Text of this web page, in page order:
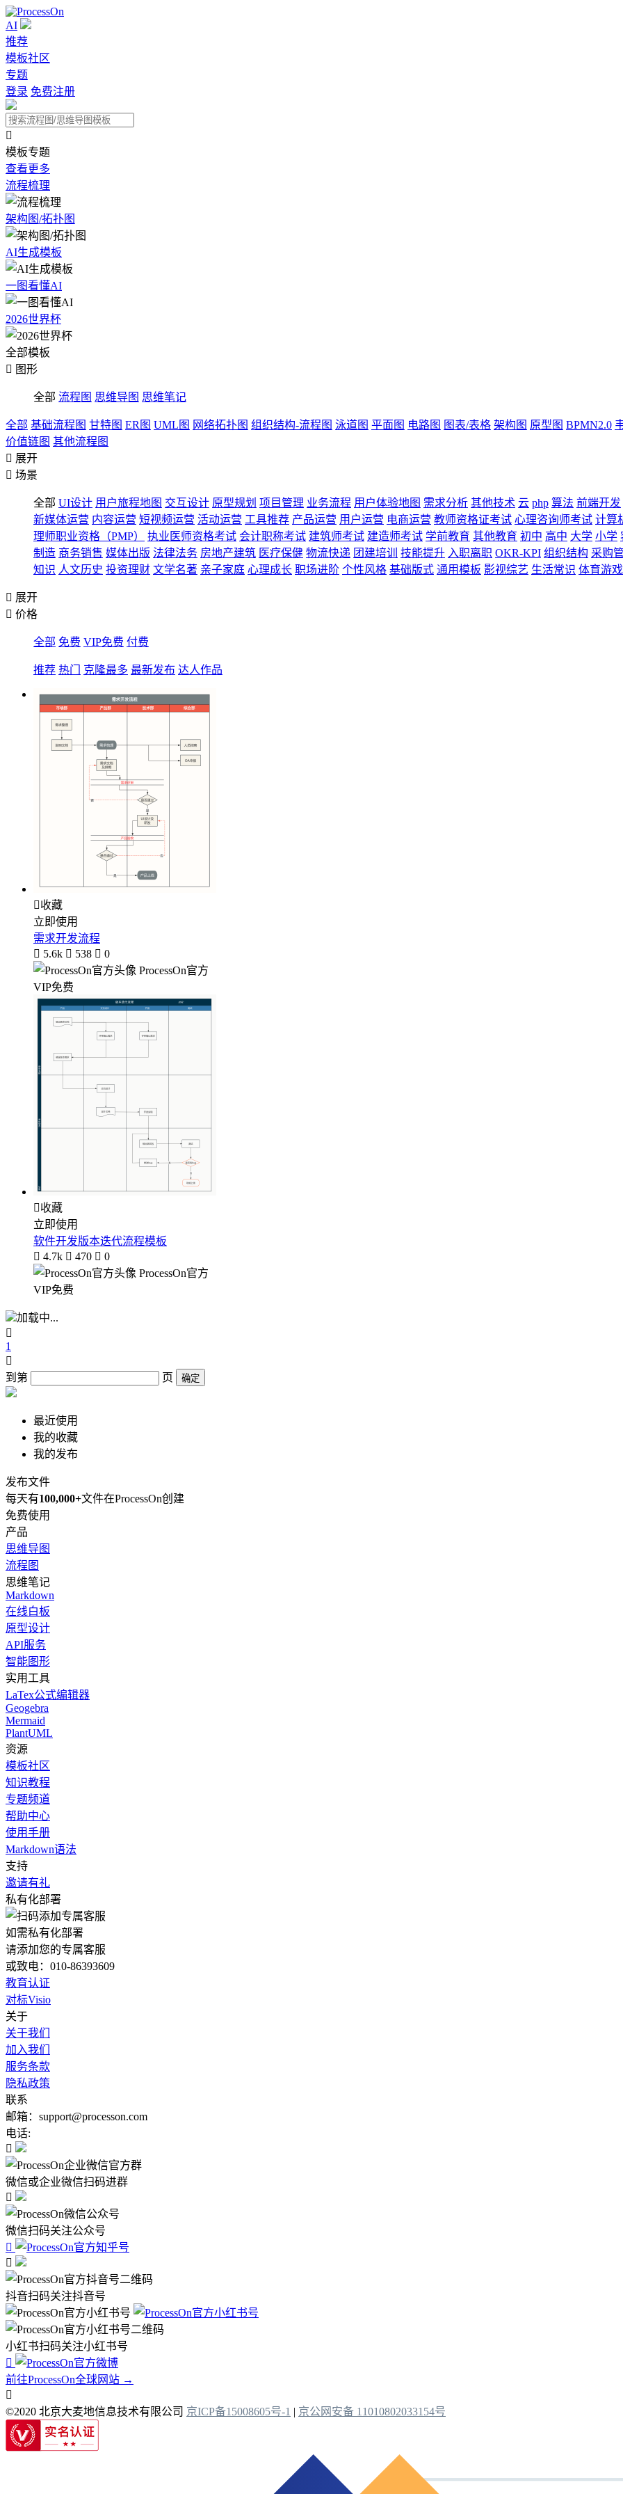
AI
推荐
模板社区
专题
登录 免费注册

模板专题
查看更多
流程梳理
架构图/拓扑图
AI生成模板
一图看懂AI
2026世界杯
全部模板
 图形
全部 流程图 思维导图 思维笔记
全部 基础流程图 甘特图 ER图 UML图 网络拓扑图 组织结构-流程图 泳道图 平面图 电路图 图表/表格 架构图 原型图 BPMN2.0
价值链图 其他流程图
 展开
 场景
全部 UI设计 用户旅程地图 交互设计 原型规划 项目管理 业务流程 用户体验地图 需求分析 其他技术 云 php 算法 前端开发
新媒体运营 内容运营 短视频运营 活动运营 工具推荐 产品运营 用户运营 电商运营 教师资格证考试 心理咨询师考试 计算
理师职业资格（PMP）
执业医师资格考试 会计职称考试 建筑师考试 建造师考试 学前教育 其他教育 初中 高中 大学 小学
制造 商务销售 媒体出版 法律法务 房地产建筑 医疗保健 物流快递 团建培训 技能提升 入职离职 OKR-KPI 组织结构 采购
知识 人文历史 投资理财 文学名著 亲子家庭 心理成长 职场进阶 个性风格 基础版式 通用模板 影视综艺 生活常识 体育游戏
 展开
 价格
全部 免费 VIP免费 付费
推荐 热门 克隆最多 最新发布 达人作品
收藏
立即使用
需求开发流程
 5.6k  538  0
ProcessOn官方
VIP免费
收藏
立即使用
软件开发版本迭代流程模板
 4.7k  470  0
ProcessOn官方
VIP免费
加载中...

1

到第
页 确定
最近使用
我的收藏
我的发布
发布文件
每天有100,000+文件在ProcessOn创建
免费使用
产品
思维导图
流程图
思维笔记
Markdown
在线白板
原型设计
API服务
智能图形
实用工具
LaTex公式编辑器
Geogebra
Mermaid
PlantUML
资源
模板社区
知识教程
专题频道
帮助中心
使用手册
Markdown语法
支持
邀请有礼
私有化部署
如需私有化部署
请添加您的专属客服
或致电：010-86393609
教育认证
对标Visio
关于
关于我们
加入我们
服务条款
隐私政策
联系
邮箱：support@processon.com
电话:

微信或企业微信扫码进群

微信扫码关注公众号


抖音扫码关注抖音号
小红书扫码关注小红书号

前往ProcessOn全球网站 →

©2020 北京大麦地信息技术有限公司 京ICP备15008605号-1 | 京公网安备 11010802033154号